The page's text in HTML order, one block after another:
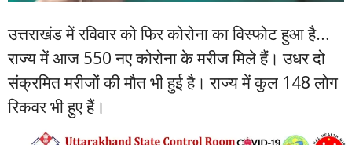
उत्तराखंड में रविवार को फिर कोरोना का विस्फोट हुआ है…
राज्य में आज 550 नए कोरोना के मरीज मिले हैं। उधर दो
संक्रमित मरीजों की मौत भी हुई है। राज्य में कुल 148 लोग
रिकवर भी हुए हैं।